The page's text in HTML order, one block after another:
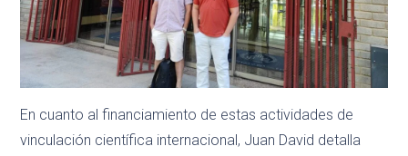
En cuanto al financiamiento de estas actividades de
vinculación científica internacional, Juan David detalla